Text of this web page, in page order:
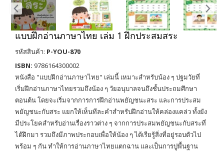
แบบฝึกอ่านภาษาไทย เล่ม 1 ฝึกประสมสระ
รหัสสินค้า: P-YOU-870
ISBN: 9786164300002
หนังสือ "แบบฝึกอ่านภาษาไทย" เล่มนี้ เหมาะสำหรับน้อง ๆ ปฐมวัยที่
เริ่มฝึกอ่านภาษาไทยรวมถึงน้อง ๆ วัยอนุบาลจนถึงชั้นประถมศึกษา
ตอนต้น โดยจะเริ่มจากการการฝึกอ่านพยัญชนะสระ และการประสม
พยัญชนะกับสระ แยกให้เห็นทีละคำสำหรับฝึกอ่านให้คล่องแคล่ว ทั้งยัง
มีประโยคสำหรับอ่านเรื่องราวต่าง ๆ จากการประสมพยัญชนะกับสระที่
ได้ฝึกมา รวมถึงมีภาพประกอบเพื่อให้น้อง ๆ ได้เรียรู้สิ่งที่อยู่รอบตัวไป
พร้อม ๆ กัน ทำให้การอ่านภาษาไทยแตกฉาน และเป็นการปูพื้นฐาน